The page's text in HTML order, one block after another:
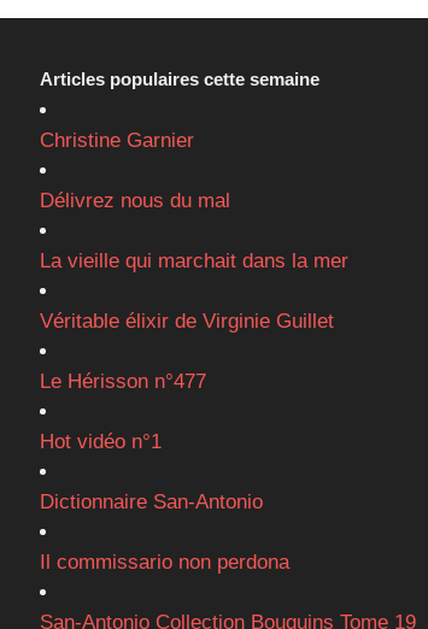
Articles populaires cette semaine
Christine Garnier
Délivrez nous du mal
La vieille qui marchait dans la mer
Véritable élixir de Virginie Guillet
Le Hérisson n°477
Hot vidéo n°1
Dictionnaire San-Antonio
Il commissario non perdona
San-Antonio Collection Bouquins Tome 19